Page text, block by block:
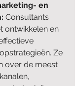
en
Consultants
ontwikkelen en
Ze
over de meest